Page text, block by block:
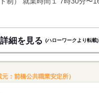
細を見る (ハローワークより転載)
：前橋公共職業安定所）